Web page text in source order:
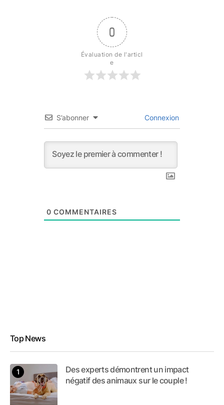
0
Évaluation de l'articl
e
S’abonner Connexion
0 COMMENTAIRES
Top News
Des experts démontrent un impact
négatif des animaux sur le couple !